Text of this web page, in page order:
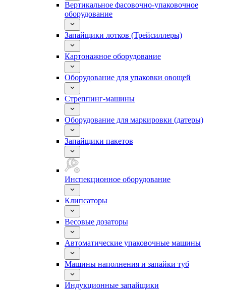
Вертикальное фасовочно-упаковочное
оборудование
Запайщики лотков (Трейсиллеры)
Картонажное оборудование
Оборудование для упаковки овощей
Стреппинг-машины
Оборудование для маркировки (датеры)
Запайщики пакетов
Инспекционное оборудование
Клипсаторы
Весовые дозаторы
Автоматические упаковочные машины
Машины наполнения и запайки туб
Индукционные запайщики